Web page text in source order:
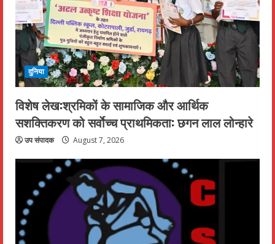
दुनिया
विशेष लेख:श्रमिकों के सामाजिक और आर्थिक
सशक्तिकरण को सर्वाेच्च प्राथमिकता: छगन लाल लोन्हारे
उप संपादक August 7, 2026